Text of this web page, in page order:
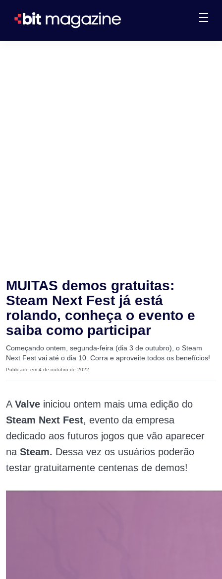
MUITAS demos gratuitas:
Steam Next Fest já está
rolando, conheça o evento e
saiba como participar
Começando ontem, segunda-feira (dia 3 de outubro), o Steam
Next Fest vai até o dia 10. Corra e aproveite todos os benefícios!
Publicado em 4 de outubro de 2022
A Valve iniciou ontem mais uma edição do
Steam Next Fest, evento da empresa
dedicado aos futuros jogos que vão aparecer
na Steam. Dessa vez os usuários poderão
testar gratuitamente centenas de demos!